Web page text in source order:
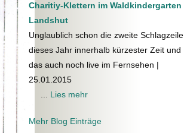
Charitiy-Klettern im Waldkindergarten
Landshut
Unglaublich schon die zweite Schlagzeile
dieses Jahr innerhalb kürzester Zeit und
das auch noch live im Fernsehen |
25.01.2015
Lies mehr
Mehr Blog Einträge